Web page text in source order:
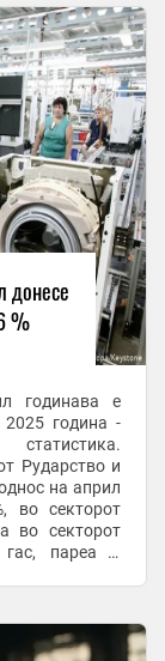
донесе
%
годинава е
година -
Рударство и
на април
во секторот
во секторот
гас, пареа и